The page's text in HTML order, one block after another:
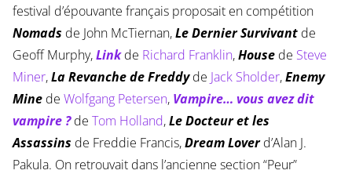
festival d’épouvante français proposait en compétition
Nomads de John McTiernan,Le Dernier Survivantde
Geoff Murphy, Link de Richard Franklin,Housede Steve
Miner,La Revanche de Freddyde Jack Sholder,Enemy
Mine de Wolfgang Petersen, Vampire… vous avez dit
vampire ?de Tom Holland,Le Docteur et les
Assassins de Freddie Francis,Dream Loverd’Alan J.
Pakula. On retrouvait dans l’ancienne section “Peur”